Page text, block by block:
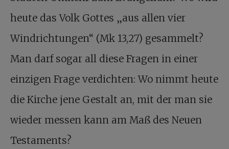
heute das Volk Gottes „aus allen vier
Windrichtungen“ (Mk 13,27) gesammelt?
Man darf sogar all diese Fragen in einer
einzigen Frage verdichten: Wo nimmt heute
die Kirche jene Gestalt an, mit der man sie
wieder messen kann am Maß des Neuen
Testaments?